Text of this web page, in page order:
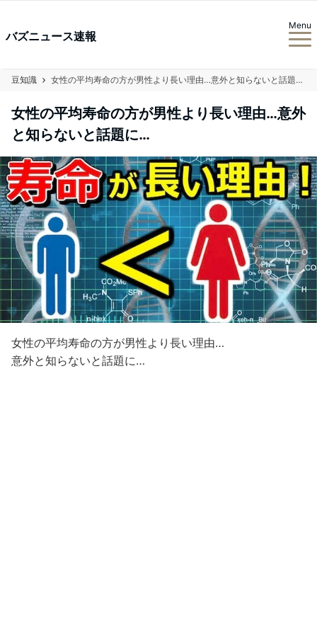
バズニュース速報
Menu
豆知識 女性の平均寿命の方が男性より長い理由…意外と知らないと話題に…
女性の平均寿命の方が男性より長い理由…意外
と知らないと話題に…
女性の平均寿命の方が男性より長い理由…
意外と知らないと話題に…